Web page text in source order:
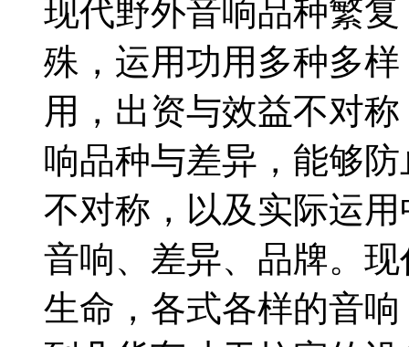
现代野外音响品种繁
殊，运用功用多种多
用，出资与效益不对
响品种与差异，能够
不对称，以及实际运
音响、差异、品牌。
生命，各式各样的音